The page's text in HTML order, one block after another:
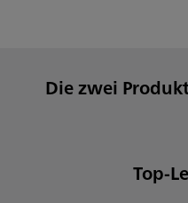
Die zwei
Top-